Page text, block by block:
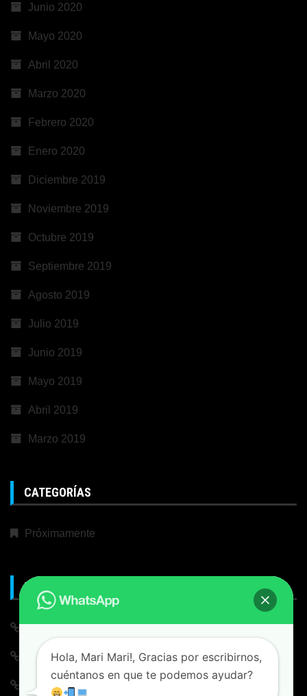
Junio 2020
Mayo 2020
Abril 2020
Marzo 2020
Febrero 2020
Enero 2020
Diciembre 2019
Noviembre 2019
Octubre 2019
Septiembre 2019
Agosto 2019
Julio 2019
Junio 2019
Mayo 2019
Abril 2019
Marzo 2019
CATEGORÍAS
Próximamente
META
Iniciar Sesión
Alimentación de entradas
Feed de comentarios
Hola, Mari Mari!, Gracias por escribirnos,
cuéntanos en que te podemos ayudar?